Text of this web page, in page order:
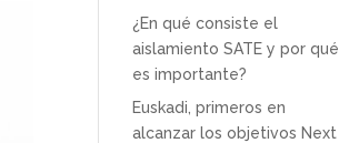
¿En qué consiste el
aislamiento SATE y por qué
es importante?
Euskadi, primeros en
alcanzar los objetivos Next